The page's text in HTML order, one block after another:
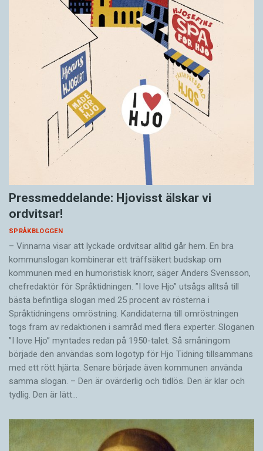
Pressmeddelande: Hjovisst älskar vi
ordvitsar!
SPRÅKBLOGGEN
– Vinnarna visar att lyckade ordvitsar alltid går hem. En bra
kommunslogan kombinerar ett träffsäkert budskap om
kommunen med en humoristisk knorr, säger Anders Svensson,
chefredaktör för Språktidningen. ”I love Hjo” utsågs alltså till
bästa befintliga slogan med 25 procent av rösterna i
Språktidningens omröstning. Kandidaterna till omröstningen
togs fram av redaktionen i samråd med flera experter. Sloganen
”I love Hjo” myntades redan på 1950-talet. Så småningom
började den användas som logotyp för Hjo Tidning tillsammans
med ett rött hjärta. Senare började även kommunen använda
samma slogan. – Den är ovärderlig och tidlös. Den är klar och
tydlig. Den är lätt…